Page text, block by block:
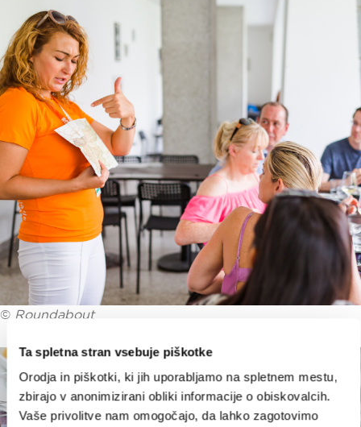
Ta spletna stran vsebuje piškotke
Orodja in piškotki, ki jih uporabljamo na spletnem mestu,
zbirajo v anonimizirani obliki informacije o obiskovalcih.
Vaše privolitve nam omogočajo, da lahko zagotovimo
© Roundabout